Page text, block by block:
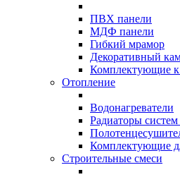
ПВХ панели
МДФ панели
Гибкий мрамор
Декоративный
Комплектующие
Отопление
Водонагреватели
Радиаторы
Комплектующие
Строительные смеси